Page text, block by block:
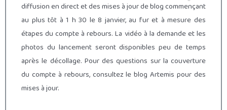
diffusion en direct et des mises à jour de blog commençant
au plus tôt à 1 h 30 le 8 janvier, au fur et à mesure des
étapes du compte à rebours. La vidéo à la demande et les
photos du lancement seront disponibles peu de temps
après le décollage. Pour des questions sur la couverture
du compte à rebours, consultez le blog Artemis pour des
mises à jour.